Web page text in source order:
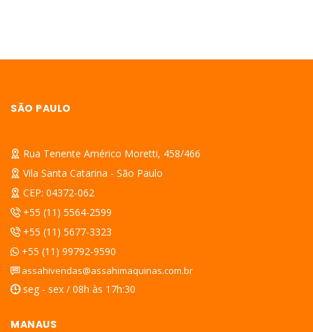
SÃO PAULO
Rua Tenente Américo Moretti, 458/466
Vila Santa Catarina - São Paulo
CEP: 04372-062
+55 (11) 5564-2599
+55 (11) 5677-3323
+55 (11) 99792-9590
assahivendas@assahimaquinas.com.br
seg - sex / 08h às 17h:30
MANAUS